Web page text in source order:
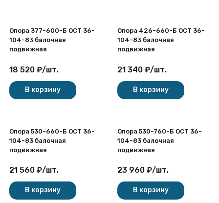
Опора 377-600-Б ОСТ 36-
104-83 балочная
подвижная
18 520 ₽/шт.
В корзину
Опора 426-660-Б ОСТ 36-
104-83 балочная
подвижная
21 340 ₽/шт.
В корзину
Опора 530-660-Б ОСТ 36-
104-83 балочная
подвижная
21 560 ₽/шт.
В корзину
Опора 530-760-Б ОСТ 36-
104-83 балочная
подвижная
23 960 ₽/шт.
В корзину